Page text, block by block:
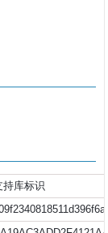
持库标识